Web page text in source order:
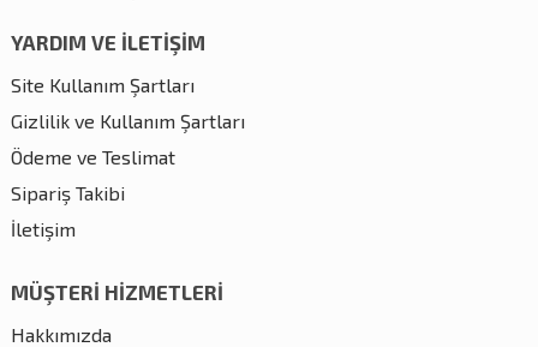
YARDIM VE İLETİŞİM
Site Kullanım Şartları
Gizlilik ve Kullanım Şartları
Ödeme ve Teslimat
Sipariş Takibi
İletişim
MÜŞTERİ HİZMETLERİ
Hakkımızda